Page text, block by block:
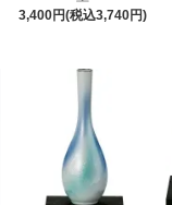
3,400円(税込3,740円)